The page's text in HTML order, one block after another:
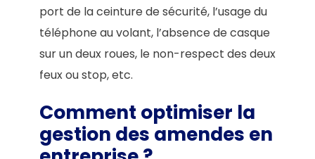
port de la ceinture de sécurité, l’usage du
téléphone au volant, l’absence de casque
sur un deux roues, le non-respect des deux
feux ou stop, etc.
Comment optimiser la
gestion des amendes en